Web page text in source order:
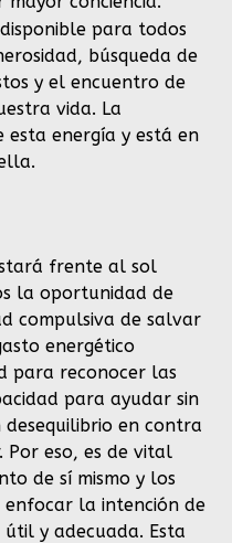
para todos
búsqueda de
y el encuentro de
vida. La
energía y está en
frente al sol
la oportunidad de
compulsiva de salvar
energético
para reconocer las
para ayudar sin
en contra
Por eso, es de vital
de sí mismo y los
la intención de
y adecuada. Esta